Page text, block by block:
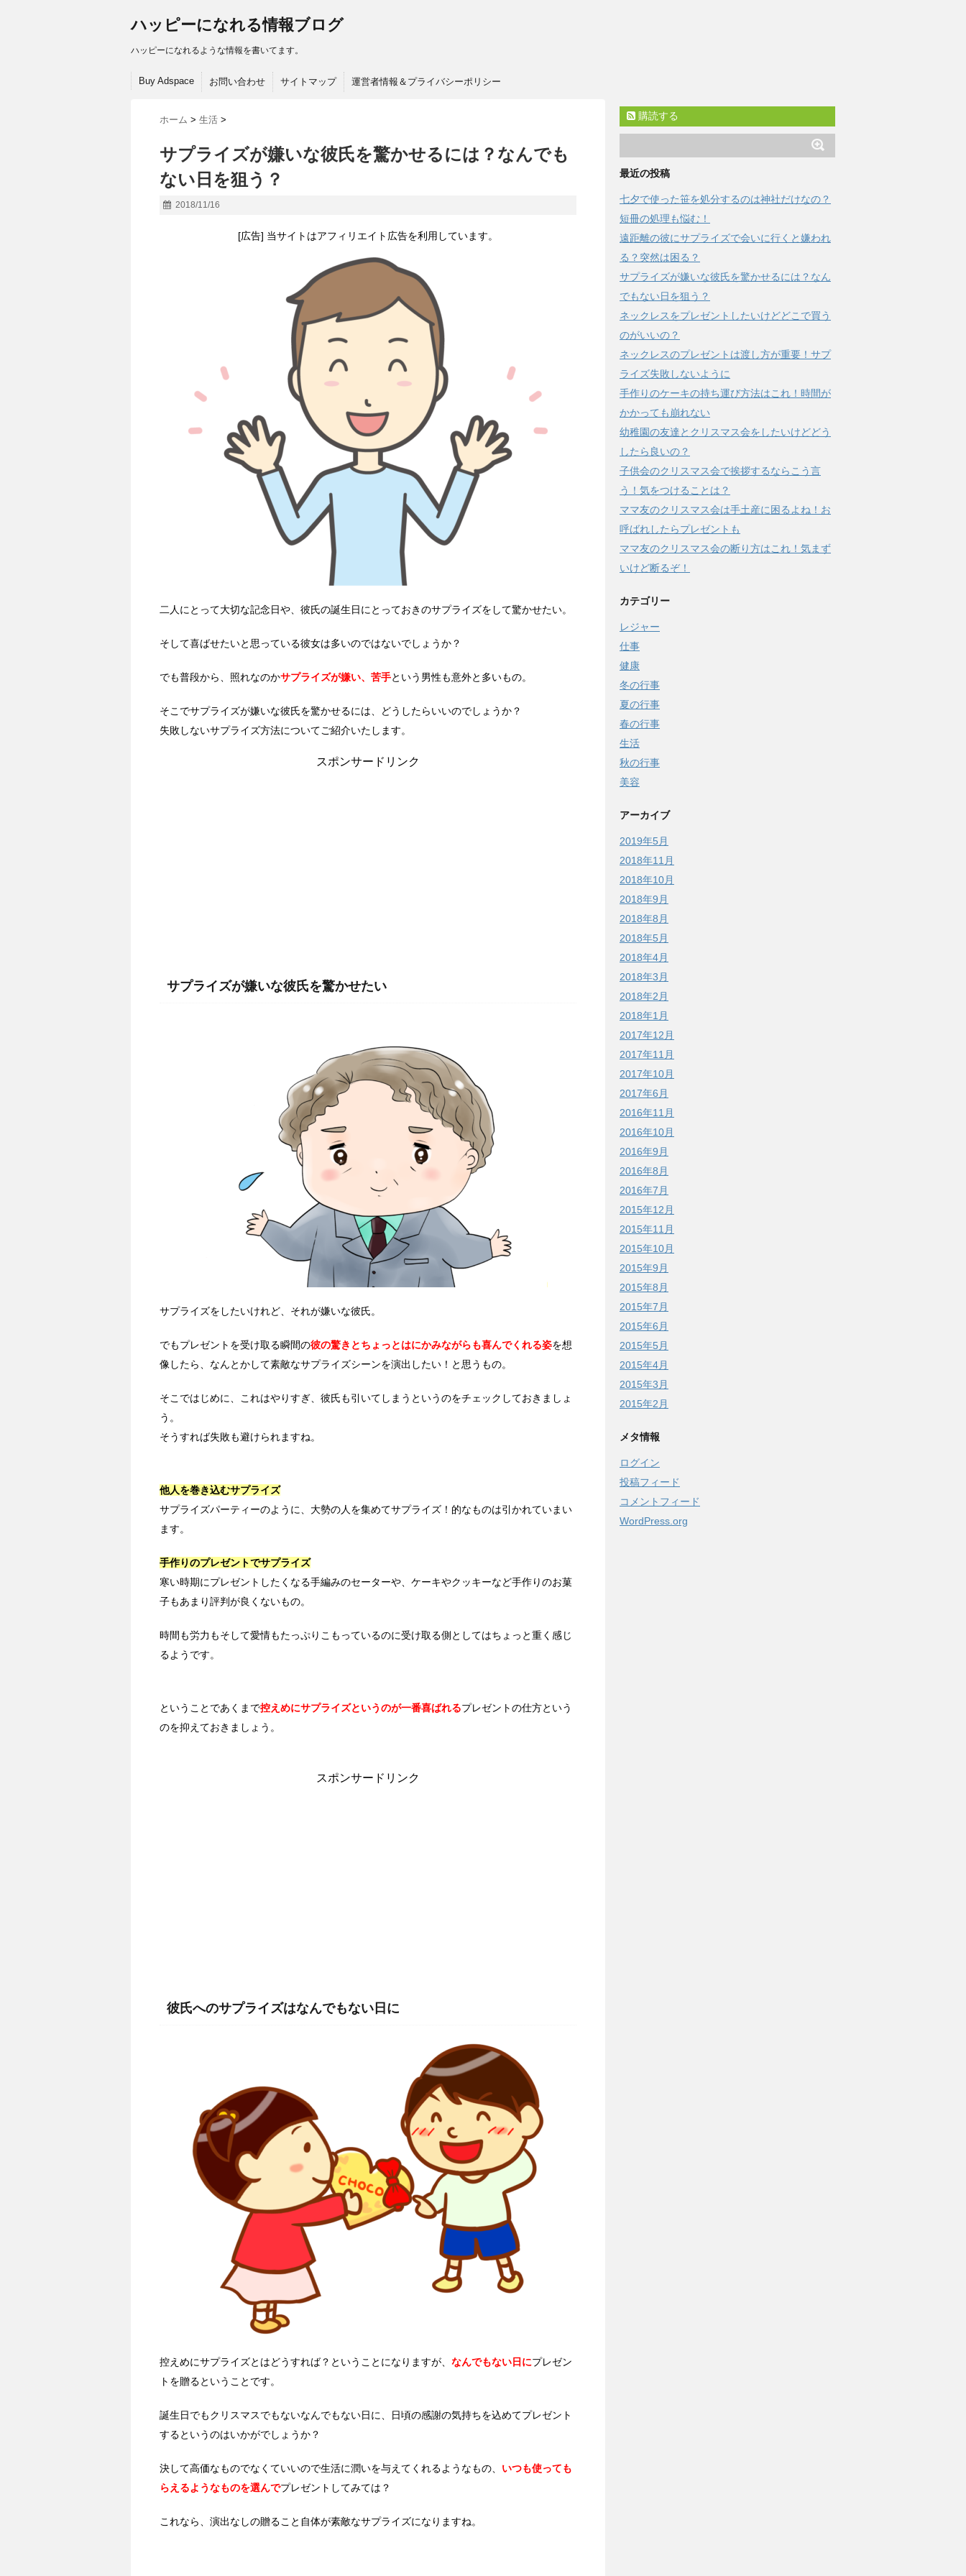
ハッピーになれる情報ブログ
ハッピーになれるような情報を書いてます。
Buy Adspace お問い合わせ サイトマップ 運営者情報＆プライバシーポリシー
ホーム > 生活 >
サプライズが嫌いな彼氏を驚かせるには？なんでも
ない日を狙う？
2018/11/16
[広告] 当サイトはアフィリエイト広告を利用しています。
二人にとって大切な記念日や、彼氏の誕生日にとっておきのサプライズをして驚かせたい。
そして喜ばせたいと思っている彼女は多いのではないでしょうか？
でも普段から、照れなのかサプライズが嫌い、苦手という男性も意外と多いもの。
そこでサプライズが嫌いな彼氏を驚かせるには、どうしたらいいのでしょうか？
失敗しないサプライズ方法についてご紹介いたします。
スポンサードリンク
サプライズが嫌いな彼氏を驚かせたい
サプライズをしたいけれど、それが嫌いな彼氏。
でもプレゼントを受け取る瞬間の彼の驚きとちょっとはにかみながらも喜んでくれる姿を想
像したら、なんとかして素敵なサプライズシーンを演出したい！と思うもの。
そこではじめに、これはやりすぎ、彼氏も引いてしまうというのをチェックしておきましょ
う。
そうすれば失敗も避けられますね。
他人を巻き込むサプライズ
サプライズパーティーのように、大勢の人を集めてサプライズ！的なものは引かれていまい
ます。
手作りのプレゼントでサプライズ
寒い時期にプレゼントしたくなる手編みのセーターや、ケーキやクッキーなど手作りのお菓
子もあまり評判が良くないもの。
時間も労力もそして愛情もたっぷりこもっているのに受け取る側としてはちょっと重く感じ
るようです。
ということであくまで控えめにサプライズというのが一番喜ばれるプレゼントの仕方という
のを抑えておきましょう。
スポンサードリンク
彼氏へのサプライズはなんでもない日に
控えめにサプライズとはどうすれば？ということになりますが、 なんでもない日にプレゼン
トを贈るということです。
誕生日でもクリスマスでもないなんでもない日に、日頃の感謝の気持ちを込めてプレゼント
するというのはいかがでしょうか？
決して高価なものでなくていいので生活に潤いを与えてくれるようなもの、 いつも使っても
らえるようなものを選んでプレゼントしてみては？
これなら、演出なしの贈ること自体が素敵なサプライズになりますね。
購読する
最近の投稿
七夕で使った笹を処分するのは神社だけなの？
短冊の処理も悩む！
遠距離の彼にサプライズで会いに行くと嫌われ
る？突然は困る？
サプライズが嫌いな彼氏を驚かせるには？なん
でもない日を狙う？
ネックレスをプレゼントしたいけどどこで買う
のがいいの？
ネックレスのプレゼントは渡し方が重要！サプ
ライズ失敗しないように
手作りのケーキの持ち運び方法はこれ！時間が
かかっても崩れない
幼稚園の友達とクリスマス会をしたいけどどう
したら良いの？
子供会のクリスマス会で挨拶するならこう言
う！気をつけることは？
ママ友のクリスマス会は手土産に困るよね！お
呼ばれしたらプレゼントも
ママ友のクリスマス会の断り方はこれ！気まず
いけど断るぞ！
カテゴリー
レジャー
仕事
健康
冬の行事
夏の行事
春の行事
生活
秋の行事
美容
アーカイブ
2019年5月
2018年11月
2018年10月
2018年9月
2018年8月
2018年5月
2018年4月
2018年3月
2018年2月
2018年1月
2017年12月
2017年11月
2017年10月
2017年6月
2016年11月
2016年10月
2016年9月
2016年8月
2016年7月
2015年12月
2015年11月
2015年10月
2015年9月
2015年8月
2015年7月
2015年6月
2015年5月
2015年4月
2015年3月
2015年2月
メタ情報
ログイン
投稿フィード
コメントフィード
WordPress.org